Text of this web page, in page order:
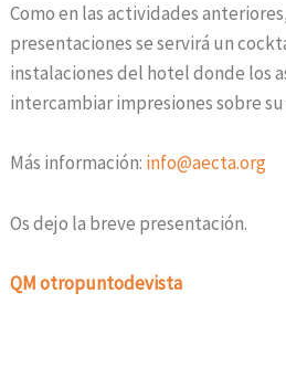
Como en las actividades
presentaciones se servirá un
instalaciones del hotel donde los
intercambiar impresiones sobre
Más información: info@aecta.org
Os dejo la breve presentación.
QM otropuntodevista